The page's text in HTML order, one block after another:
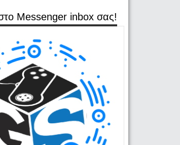
Messenger inbox σας!